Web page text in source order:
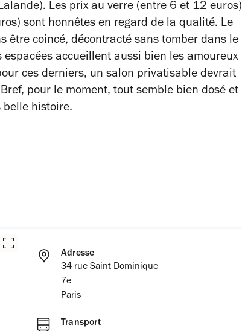
Les prix au verre (entre 6 et 12 euros)
sont honnêtes en regard de la qualité. Le
être coincé, décontracté sans tomber dans le
accueillent aussi bien les amoureux
ces derniers, un salon privatisable devrait
pour le moment, tout semble bien dosé et
belle histoire.
Adresse
34 rue Saint-Dominique
7e
Paris
Transport